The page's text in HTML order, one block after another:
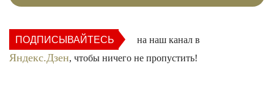
ПОДПИСЫВАЙТЕСЬ на наш канал в
Яндекс.Дзен, чтобы ничего не пропустить!